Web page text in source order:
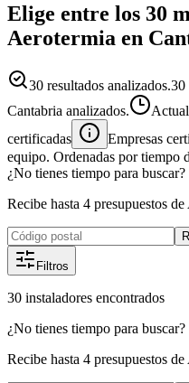
Elige entre los 30
Aerotermia en
30 resultados analizados.30
Cantabria analizados.
certificadas
Empresas
equipo. Ordenadas por tiempo
¿No tienes tiempo para buscar?
Recibe hasta 4 presupuestos
Filtros
30 instaladores encontrados
¿No tienes tiempo para buscar?
Recibe hasta 4 presupuestos